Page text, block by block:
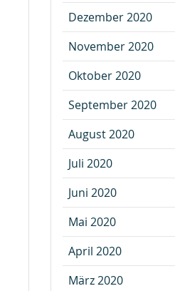
Dezember 2020
November 2020
Oktober 2020
September 2020
August 2020
Juli 2020
Juni 2020
Mai 2020
April 2020
März 2020